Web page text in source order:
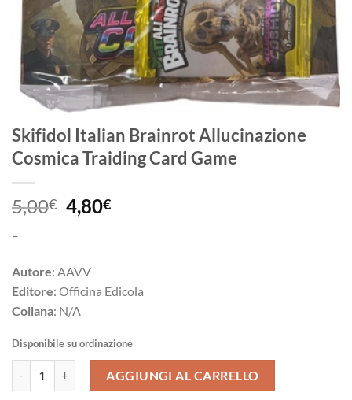
Skifidol Italian Brainrot Allucinazione
Cosmica Traiding Card Game
5,00€ Il
prezzo
era:
5,00€.
4,80€Il
–
Autore: AAVV
Editore: Officina Edicola
Collana: N/A
Disponibile su ordinazione
AGGIUNGI AL CARRELLO